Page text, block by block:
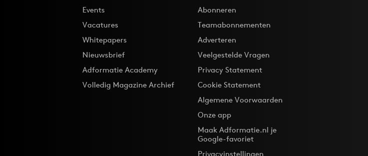
Events
Vacatures
Whitepapers
Nieuwsbrief
Adformatie Academy
Volledig Magazine Archief
Abonneren
Teamabonnementen
Adverteren
Veelgestelde Vragen
Privacy Statement
Cookie Statement
Algemene Voorwaarden
Onze app
Maak Adformatie.nl je
Google-favoriet
Privacyinstellingen